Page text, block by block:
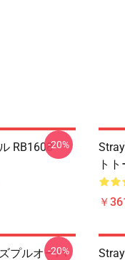
RB1608-20%
ト
￥
プルオーバ
-20%